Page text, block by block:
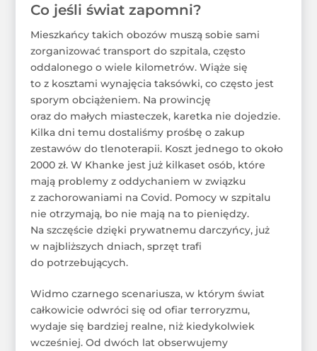
Co jeśli świat zapomni?
Mieszkańcy takich obozów muszą sobie sami
zorganizować transport do szpitala, często
oddalonego o wiele kilometrów. Wiąże się
to z kosztami wynajęcia taksówki, co często jest
sporym obciążeniem. Na prowincję
oraz do małych miasteczek, karetka nie dojedzie.
Kilka dni temu dostaliśmy prośbę o zakup
zestawów do tlenoterapii. Koszt jednego to około
2000 zł. W Khanke jest już kilkaset osób, które
mają problemy z oddychaniem w związku
z zachorowaniami na Covid. Pomocy w szpitalu
nie otrzymają, bo nie mają na to pieniędzy.
Na szczęście dzięki prywatnemu darczyńcy, już
w najbliższych dniach, sprzęt trafi
do potrzebujących.
Widmo czarnego scenariusza, w którym świat
całkowicie odwróci się od ofiar terroryzmu,
wydaje się bardziej realne, niż kiedykolwiek
wcześniej. Od dwóch lat obserwujemy